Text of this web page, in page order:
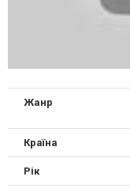
Жанр
Країна
Рік